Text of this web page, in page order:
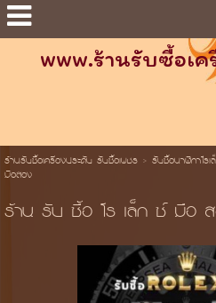
www.ร้านรับซื้อเ
ร้านรับซื้อเครื่องประดับ รับซื้อเพชร> รับซื้อนาฬิกาโรเ
มือสอง
ร้าน รับ ซื้อ โร เล็ก ซ์ มือ